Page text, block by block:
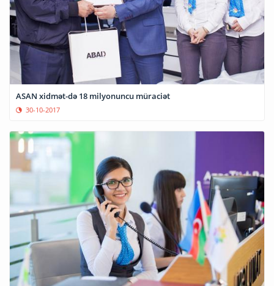
ASAN xidmət-də 18 milyonuncu müraciət
30-10-2017